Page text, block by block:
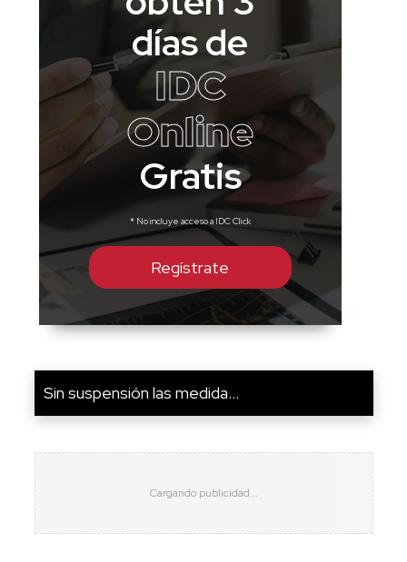
días de
IDC
Online
Gratis
* No incluye acceso a IDC Click
Regístrate
Sin suspensión las medida...